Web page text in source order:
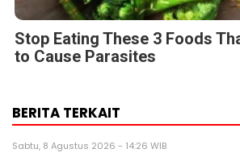
Stop Eating These 3 Foods
to Cause Parasites
BERITA TERKAIT
Sabtu, 8 Agustus 2026 - 14:26 WIB